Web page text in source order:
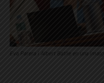
Eva Parera i Albert Batlle en una